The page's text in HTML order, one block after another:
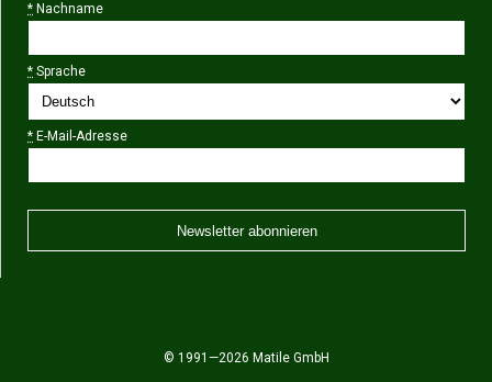
* Nachname
* Sprache
* E-Mail-Adresse
© 1991—2026 Matile GmbH